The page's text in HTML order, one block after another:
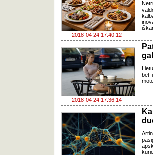
2018-04-24 17:40:12
2018-04-24 17:36:14
bet